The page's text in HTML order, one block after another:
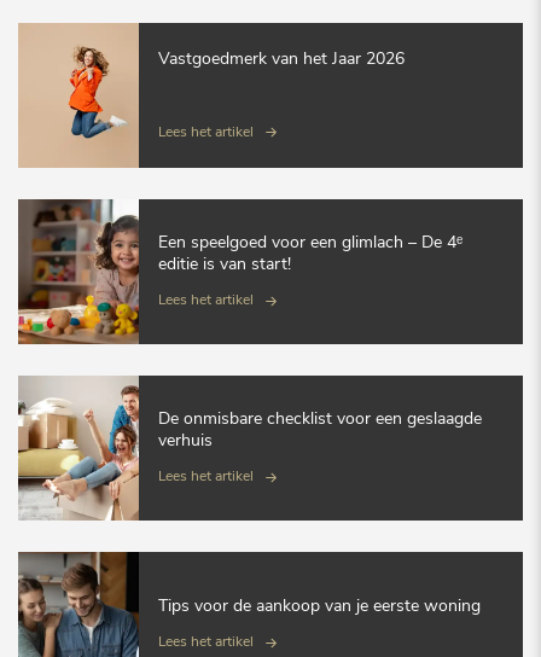
Vastgoedmerk van het Jaar 2026
Lees het artikel
Een speelgoed voor een glimlach – De 4ᵉ
editie is van start!
Lees het artikel
De onmisbare checklist voor een geslaagde
verhuis
Lees het artikel
Tips voor de aankoop van je eerste woning
Lees het artikel